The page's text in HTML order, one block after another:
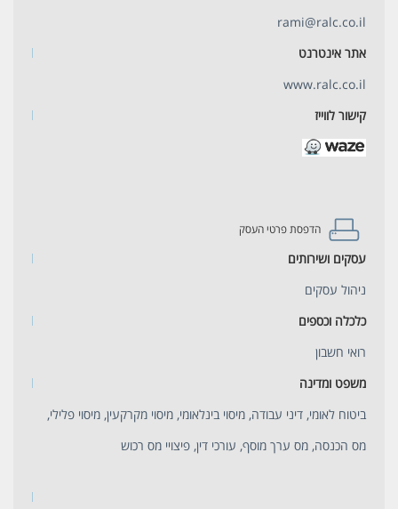
rami@ralc.co.il
אתר אינטרנט
www.ralc.co.il
קישור לווייז
הדפסת פרטי העסק
עסקים ושירותים
ניהול עסקים
כלכלה וכספים
רואי חשבון
משפט ומדינה
ביטוח לאומי, דיני עבודה, מיסוי בינלאומי, מיסוי מקרקעין, מיסוי פלילי,
מס הכנסה, מס ערך מוסף, עורכי דין, פיצויי מס רכוש